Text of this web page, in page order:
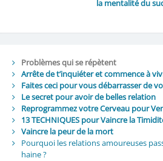
la mentalité du
Problèmes qui se répètent
Arrête de t’inquiéter et commence à
Faites ceci pour vous débarrasser de
Le secret pour avoir de belles relation
Reprogrammez votre Cerveau pour
13 TECHNIQUES pour Vaincre la
Vaincre la peur de la mort
Pourquoi les relations amoureuses
haine ?